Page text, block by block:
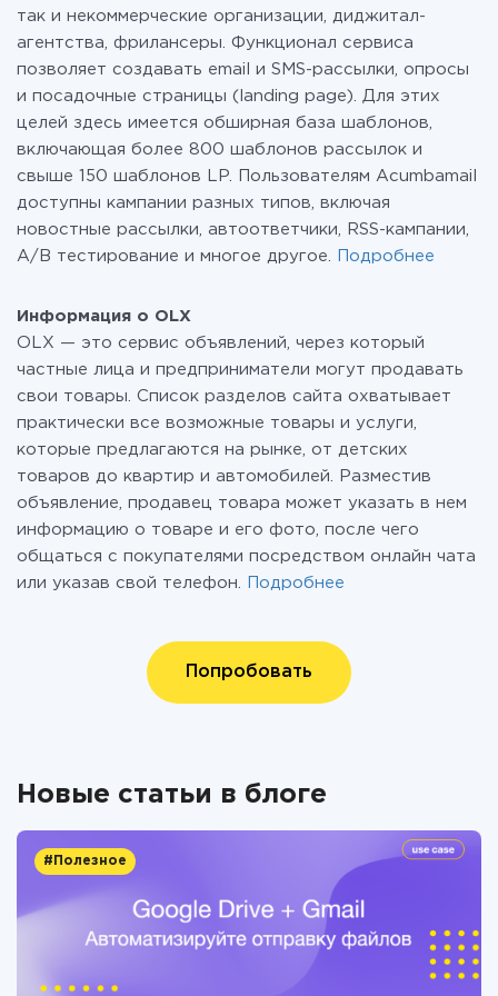
так и некоммерческие организации, диджитал-
агентства, фрилансеры. Функционал сервиса
позволяет создавать email и SMS-рассылки, опросы
и посадочные страницы (landing page). Для этих
целей здесь имеется обширная база шаблонов,
включающая более 800 шаблонов рассылок и
свыше 150 шаблонов LP. Пользователям Acumbamail
доступны кампании разных типов, включая
новостные рассылки, автоответчики, RSS-кампании,
A/B тестирование и многое другое.
Подробнее
Информация о OLX
OLX — это сервис объявлений, через который
частные лица и предприниматели могут продавать
свои товары. Список разделов сайта охватывает
практически все возможные товары и услуги,
которые предлагаются на рынке, от детских
товаров до квартир и автомобилей. Разместив
объявление, продавец товара может указать в нем
информацию о товаре и его фото, после чего
общаться с покупателями посредством онлайн чата
или указав свой телефон.
Подробнее
Попробовать
Новые статьи в блоге
#Полезное